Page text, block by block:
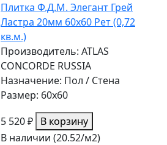
Плитка Ф.Д.М. Элегант Грей
Ластра 20мм 60х60 Рет (0,72
кв.м.)
Производитель: ATLAS
CONCORDE RUSSIA
Назначение: Пол / Стена
Размер: 60x60
5 520 ₽ В корзину
В наличии (20.52/м2)